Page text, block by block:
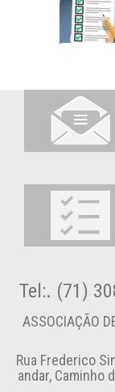
Tel:. (71)
ASSOCIAÇÃO
Rua Frederico
andar, Caminho